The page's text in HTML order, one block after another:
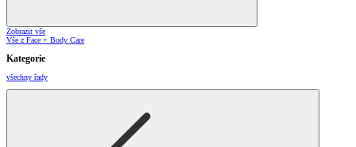
Zobrazit vše
Vše z Face + Body Care
Kategorie
všechny řady